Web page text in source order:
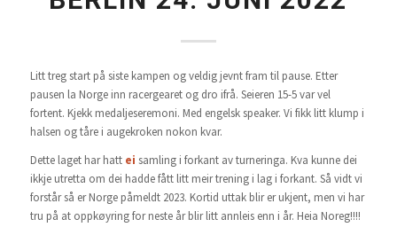
Litt treg start på siste kampen og veldig jevnt fram til pause. Etter
pausen la Norge inn racergearet og dro ifrå. Seieren 15-5 var vel
fortent. Kjekk medaljeseremoni. Med engelsk speaker. Vi fikk litt klump i
halsen og tåre i augekroken nokon kvar.
Dette laget har hatt ei samling i forkant av turneringa. Kva kunne dei
ikkje utretta om dei hadde fått litt meir trening i lag i forkant. Så vidt vi
forstår så er Norge påmeldt 2023. Kortid uttak blir er ukjent, men vi har
tru på at oppkøyring for neste år blir litt annleis enn i år. Heia Noreg!!!!